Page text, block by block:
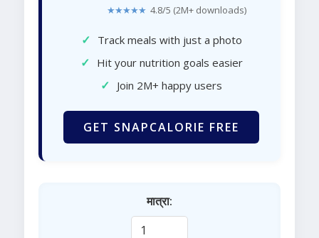
★★★★★ 4.8/5 (2M+ downloads)
✓ Track meals with just a photo
✓ Hit your nutrition goals easier
✓ Join 2M+ happy users
GET SNAPCALORIE FREE
मात्रा: